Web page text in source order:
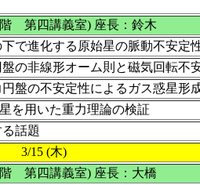
第四講義室) 座長：鈴木
で進化する原始星の脈動不安定
の非線形オーム則と磁気回転不
盤の不安定性によるガス惑星形
を用いた重力理論の検証
話題
3/15 (木)
第四講義室) 座長：大橋